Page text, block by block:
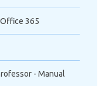
365
- Manual